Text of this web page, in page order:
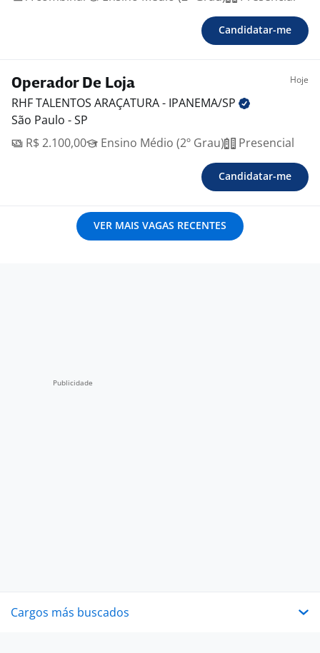
Candidatar-me
Operador De Loja Hoje
RHF TALENTOS ARAÇATURA - IPANEMA/SP
São Paulo - SP
R$ 2.100,00
Ensino Médio (2º Grau) Presencial
Candidatar-me
VER MAIS VAGAS RECENTES
Cargos más buscados